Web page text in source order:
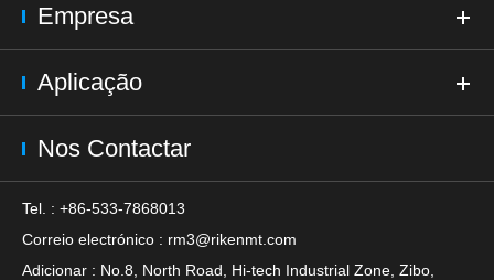
Empresa
Aplicação
Nos Contactar
Tel. : +86-533-7868013
Correio electrónico : rm3@rikenmt.com
Adicionar : No.8, North Road, Hi-tech Industrial Zone, Zibo,